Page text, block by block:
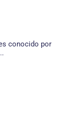
conocido por